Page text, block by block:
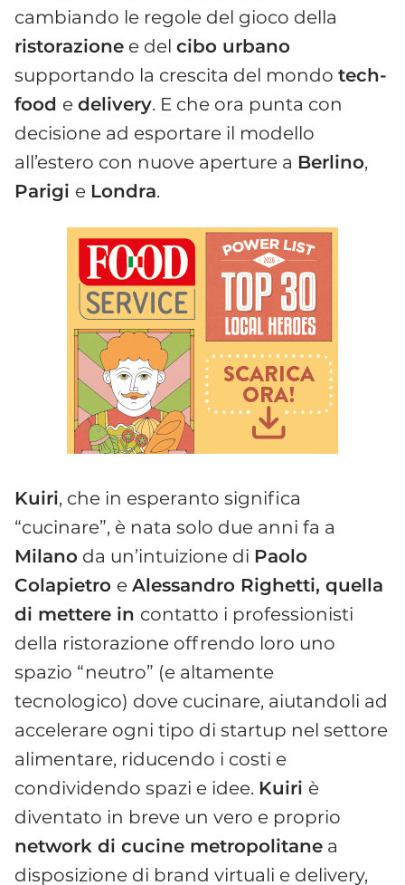
cambiando le regole del gioco della
ristorazione e del cibo urbano
supportando la crescita del mondo tech-
food e delivery. E che ora punta con
decisione ad esportare il modello
all’estero con nuove aperture a Berlino,
Parigi e Londra.
Kuiri, che in esperanto significa
“cucinare”, è nata solo due anni fa a
Milano da un’intuizione di Paolo
Colapietro e Alessandro Righetti, quella
di mettere in contatto i professionisti
della ristorazione offrendo loro uno
spazio “neutro” (e altamente
tecnologico) dove cucinare, aiutandoli ad
accelerare ogni tipo di startup nel settore
alimentare, riducendo i costi e
condividendo spazi e idee. Kuiri è
diventato in breve un vero e proprio
network di cucine metropolitane a
disposizione di brand virtuali e delivery,